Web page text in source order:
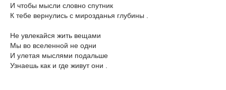
И чтобы мысли словно спутник
К тебе вернулись с мирозданья глубины .
Не увлекайся жить вещами
Мы во вселенной не одни
И улетая мыслями подальше
Узнаешь как и где живут они .